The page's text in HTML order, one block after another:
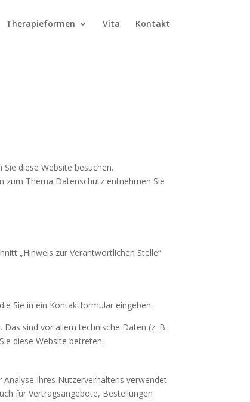
Therapieformen Vita Kontakt
diese Website besuchen.
zum Thema Datenschutz entnehmen Sie
„Hinweis zur Verantwortlichen Stelle“
Sie in ein Kontaktformular eingeben.
sind vor allem technische Daten (z. B.
diese Website betreten.
Ihres Nutzerverhaltens verwendet
für Vertragsangebote, Bestellungen